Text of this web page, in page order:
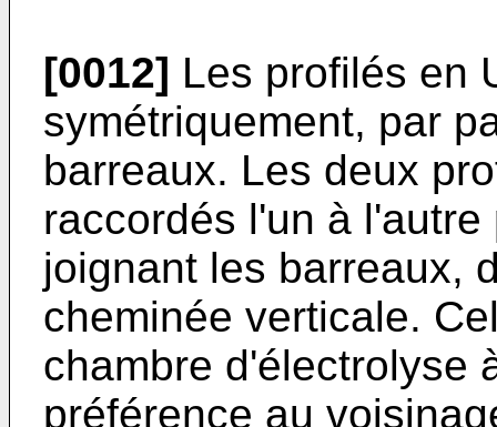
[0012] Les profilés en
symétriquement, par
barreaux. Les deux
raccordés l'un à
joignant les barreaux,
cheminée verticale.
chambre d'électrolyse
préférence au